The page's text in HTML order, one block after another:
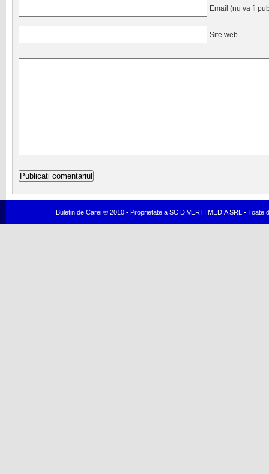
Email (nu va fi
Site web
Buletin de Carei ® 2010 • Proprietate a SC DIVERTI MEDIA SRL •